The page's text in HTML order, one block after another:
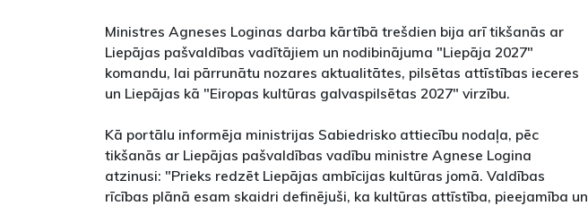
Ministres Agneses Loginas darba kārtībā trešdien bija arī tikšanās ar
Liepājas pašvaldības vadītājiem un nodibinājuma "Liepāja 2027"
komandu, lai pārrunātu nozares aktualitātes, pilsētas attīstības ieceres
un Liepājas kā "Eiropas kultūras galvaspilsētas 2027" virzību.
Kā portālu informēja ministrijas Sabiedrisko attiecību nodaļa, pēc
tikšanās ar Liepājas pašvaldības vadību ministre Agnese Logina
atzinusi: "Prieks redzēt Liepājas ambīcijas kultūras jomā. Valdības
rīcības plānā esam skaidri definējuši, ka kultūras attīstība, pieejamība un